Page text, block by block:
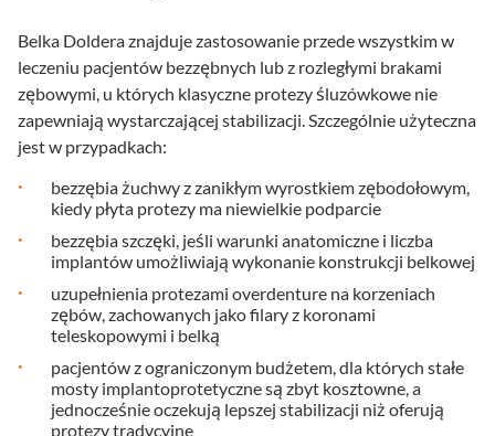
Belka Doldera znajduje zastosowanie przede wszystkim w
leczeniu pacjentów bezzębnych lub z rozległymi brakami
zębowymi, u których klasyczne protezy śluzówkowe nie
zapewniają wystarczającej stabilizacji. Szczególnie użyteczna
jest w przypadkach:
bezzębia żuchwy z zanikłym wyrostkiem zębodołowym,
kiedy płyta protezy ma niewielkie podparcie
bezzębia szczęki, jeśli warunki anatomiczne i liczba
implantów umożliwiają wykonanie konstrukcji belkowej
uzupełnienia protezami overdenture na korzeniach
zębów, zachowanych jako filary z koronami
teleskopowymi i belką
pacjentów z ograniczonym budżetem, dla których stałe
mosty implantoprotetyczne są zbyt kosztowne, a
jednocześnie oczekują lepszej stabilizacji niż oferują
protezy tradycyjne